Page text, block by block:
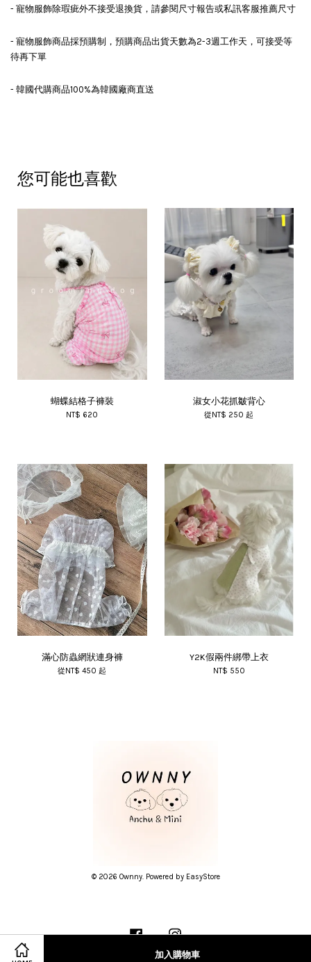
加入購物車
- 寵物服飾除瑕疵外不接受退換貨，請參閱尺寸報告或私訊客服推薦尺寸
- 寵物服飾商品採預購制，預購商品出貨天數為2-3週工作天，可接受等
待再下單
- 韓國代購商品100%為韓國廠商直送
您可能也喜歡
蝴蝶結格子褲裝
NT$ 620
淑女小花抓皺背心
從NT$ 250起
滿心防蟲網狀連身褲
從NT$ 450起
Y2K假兩件綁帶上衣
NT$ 550
© 2026 Ownny. Powered by EasyStore
Facebook